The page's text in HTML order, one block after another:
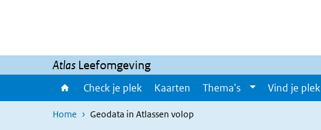
Atlas Leefomgeving
Check je plek Kaarten Thema's Vind je plek
Home Geodata in Atlassen volop